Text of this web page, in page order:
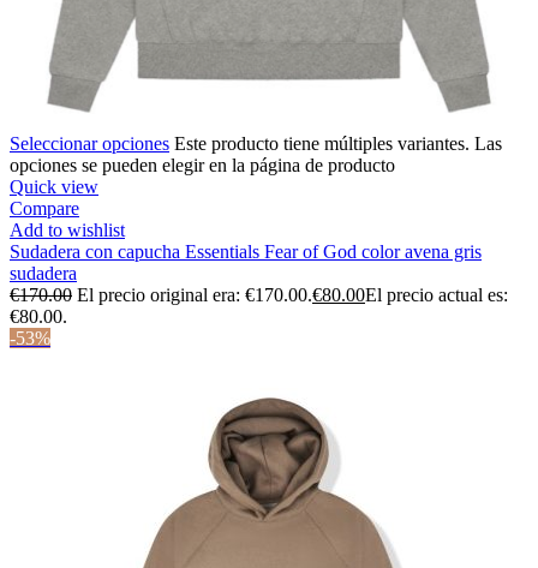
Seleccionar opciones Este producto tiene múltiples variantes. Las
opciones se pueden elegir en la página de producto
Quick view
Compare
Add to wishlist
Sudadera con capucha Essentials Fear of God color avena gris
sudadera
€170.00 El precio original era: €170.00.€80.00El precio actual es:
€80.00.
-53%